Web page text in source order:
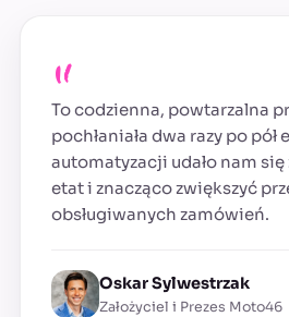
„
To codzienna, powtarzalna
pochłaniała dwa razy po pół
automatyzacji udało nam się
etat i znacząco zwiększyć
obsługiwanych zamówień.
Oskar Sylwestrzak
Założyciel i Prezes Moto46